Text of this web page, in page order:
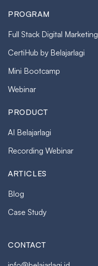
PROGRAM
Full Stack Digital Marketing
CertiHub by Belajarlagi
Mini Bootcamp
Webinar
PRODUCT
AI Belajarlagi
Recording Webinar
ARTICLES
Blog
Case Study
CONTACT